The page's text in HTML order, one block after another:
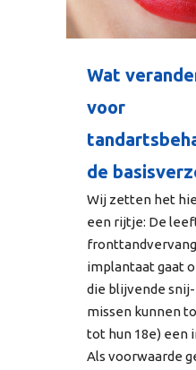
Wat
voor
de
Wij zetten het
een rijtje: De
implantaat gaat
die blijvende
missen kunnen
tot hun 18e) een
Als voorwaarde